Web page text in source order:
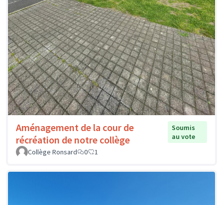
Aménagement de la cour de
récréation de notre collège
Soumis
au vote
Collège Ronsard
0 1